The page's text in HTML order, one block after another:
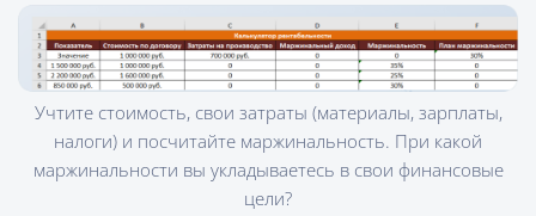
Учтите стоимость, свои затраты (материалы, зарплаты,
налоги) и посчитайте маржинальность. При какой
маржинальности вы укладываетесь в свои финансовые
цели?